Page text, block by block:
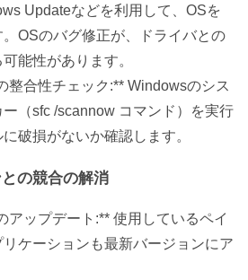
Updateなどを利用して、OSを
OSのバグ修正が、ドライバとの
能性があります。
整合性チェック:** Windowsのシス
（sfc /scannow コマンド）を実行
破損がないか確認します。
の競合の解消
アップデート:** 使用しているペイ
ケーションも最新バージョンにア